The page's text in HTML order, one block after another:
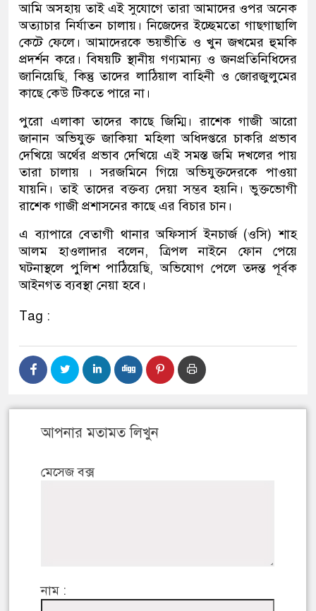
আমি অসহায় তাই এই সুযোগে তারা আমাদের ওপর অনেক
অত্যাচার নির্যাতন চালায়। নিজেদের ইচ্ছেমতো গাছগাছালি
কেটে ফেলে। আমাদেরকে ভয়ভীতি ও খুন জখমের হুমকি
প্রদর্শন করে। বিষয়টি স্থানীয় গণ্যমান্য ও জনপ্রতিনিধিদের
জানিয়েছি, কিন্তু তাদের লাঠিয়াল বাহিনী ও জোরজুলুমের
কাছে কেউ টিকতে পারে না।
পুরো এলাকা তাদের কাছে জিম্মি। রাশেক গাজী আরো
জানান অভিযুক্ত জাকিয়া মহিলা অধিদপ্তরে চাকরি প্রভাব
দেখিয়ে অর্থের প্রভাব দেখিয়ে এই সমস্ত জমি দখলের পায়
তারা চালায় । সরজমিনে গিয়ে অভিযুক্তদেরকে পাওয়া
যায়নি। তাই তাদের বক্তব্য দেয়া সম্ভব হয়নি। ভুক্তভোগী
রাশেক গাজী প্রশাসনের কাছে এর বিচার চান।
এ ব্যাপারে বেতাগী থানার অফিসার্স ইনচার্জ (ওসি) শাহ
আলম হাওলাদার বলেন, ত্রিপল নাইনে ফোন পেয়ে
ঘটনাস্থলে পুলিশ পাঠিয়েছি, অভিযোগ পেলে তদন্ত পূর্বক
আইনগত ব্যবস্থা নেয়া হবে।
Tag :
আপনার মতামত লিখুন
মেসেজ বক্স
নাম :